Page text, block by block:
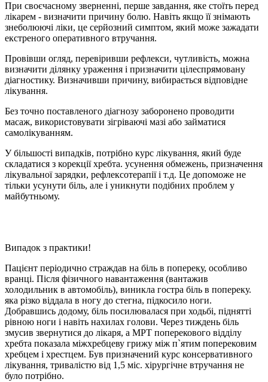
При своєчасному зверненні, перше завдання, яке стоїть перед
лікарем - визначити причину болю. Навіть якщо її знімають
знеболюючі ліки, це серйозний симптом, який може зажадати
екстреного оперативного втручання.
Провівши огляд, перевіривши рефлекси, чутливість, можна
визначити ділянку ураження і призначити цілеспрямовану
діагностику. Визначивши причину, вибирається відповідне
лікування.
Без точно поставленого діагнозу заборонено проводити
масаж, використовувати зігріваючі мазі або займатися
самолікуванням.
У більшості випадків, потрібно курс лікування, який буде
складатися з корекції хребта. усунення обмежень, призначення
лікувальної зарядки, рефлексотерапії і т.д. Це допоможе не
тільки усунути біль, але і уникнути подібних проблем у
майбутньому.
Випадок з практики!
Пацієнт періодично страждав на біль в попереку, особливо
вранці. Після фізичного навантаження (вантажив
холодильник в автомобіль), виникла гостра біль в попереку.
яка різко віддала в ногу до стегна, підкосило ноги.
Добравшись додому, біль посилювалася при ходьбі, піднятті
рівною ноги і навіть нахилах голови. Через тиждень біль
змусив звернутися до лікаря, а МРТ поперекового відділу
хребта показала міжхребцеву грижу між п`ятим поперековим
хребцем і хрестцем. Був призначений курс консервативного
лікування, тривалістю від 1,5 міс. хірургічне втручання не
було потрібно.